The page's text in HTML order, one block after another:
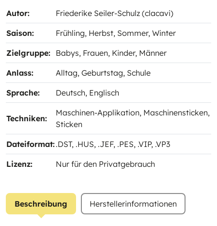
Autor: Friederike Seiler-Schulz (clacavi)
Saison: Frühling, Herbst, Sommer, Winter
Zielgruppe: Babys, Frauen, Kinder, Männer
Anlass: Alltag, Geburtstag, Schule
Sprache: Deutsch, Englisch
Techniken:
Maschinen-Applikation, Maschinensticken,
Sticken
Dateiformat:.DST, .HUS, .JEF, .PES, .VIP, .VP3
Lizenz: Nur für den Privatgebrauch
Beschreibung Herstellerinformationen